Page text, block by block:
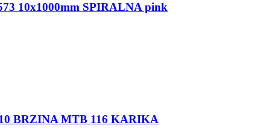
10x1000mm SPIRALNA pink
BRZINA MTB 116 KARIKA